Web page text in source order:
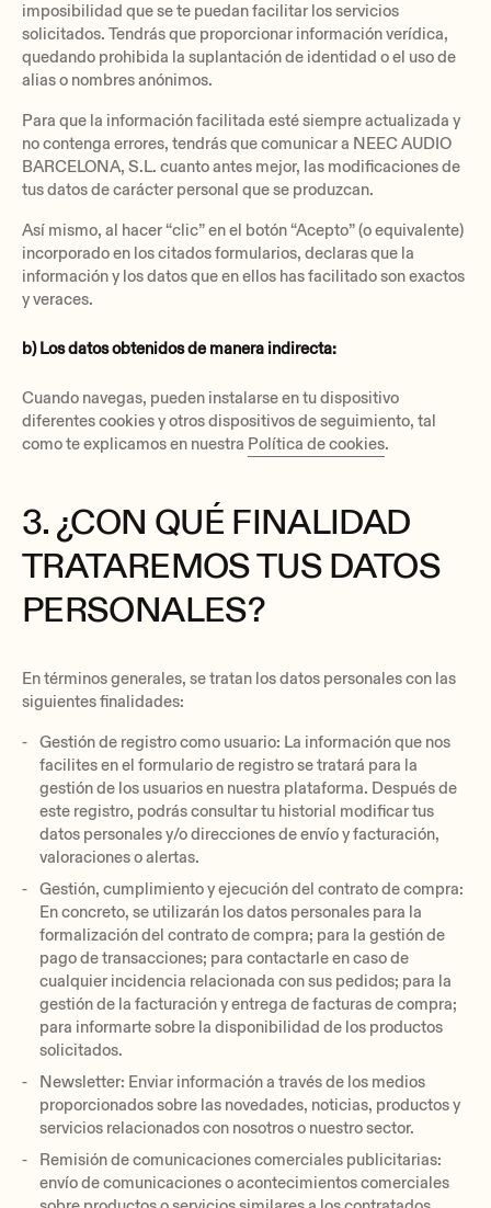
imposibilidad que se te puedan facilitar los servicios
solicitados. Tendrás que proporcionar información verídica,
quedando prohibida la suplantación de identidad o el uso de
alias o nombres anónimos.
‍Para que la información facilitada esté siempre actualizada y
no contenga errores, tendrás que comunicar a NEEC AUDIO
BARCELONA, S.L. cuanto antes mejor, las modificaciones de
tus datos de carácter personal que se produzcan.
‍Así mismo, al hacer “clic” en el botón “Acepto” (o equivalente)
incorporado en los citados formularios, declaras que la
información y los datos que en ellos has facilitado son exactos
y veraces.
‍b) Los datos obtenidos de manera indirecta:
Cuando navegas, pueden instalarse en tu dispositivo
diferentes cookies y otros dispositivos de seguimiento, tal
como te explicamos en nuestra Política de cookies.
3. ¿CON QUÉ FINALIDAD
TRATAREMOS TUS DATOS
PERSONALES?
En términos generales, se tratan los datos personales con las
siguientes finalidades:
Gestión de registro como usuario: La información que nos
facilites en el formulario de registro se tratará para la
gestión de los usuarios en nuestra plataforma. Después de
este registro, podrás consultar tu historial modificar tus
datos personales y/o direcciones de envío y facturación,
valoraciones o alertas.
Gestión, cumplimiento y ejecución del contrato de compra:
En concreto, se utilizarán los datos personales para la
formalización del contrato de compra; para la gestión de
pago de transacciones; para contactarle en caso de
cualquier incidencia relacionada con sus pedidos; para la
gestión de la facturación y entrega de facturas de compra;
para informarte sobre la disponibilidad de los productos
solicitados.
Newsletter: Enviar información a través de los medios
proporcionados sobre las novedades, noticias, productos y
servicios relacionados con nosotros o nuestro sector.
Remisión de comunicaciones comerciales publicitarias:
envío de comunicaciones o acontecimientos comerciales